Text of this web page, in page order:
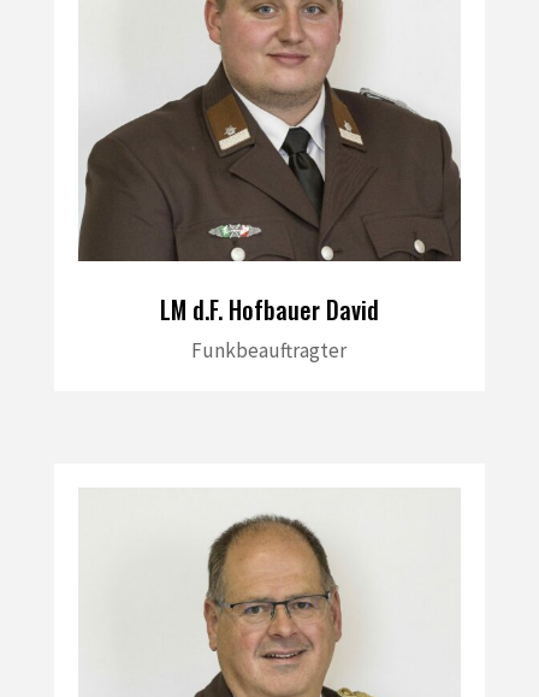
LM d.F. Hofbauer David
Funkbeauftragter